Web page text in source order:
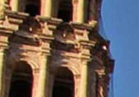
calentador solar de